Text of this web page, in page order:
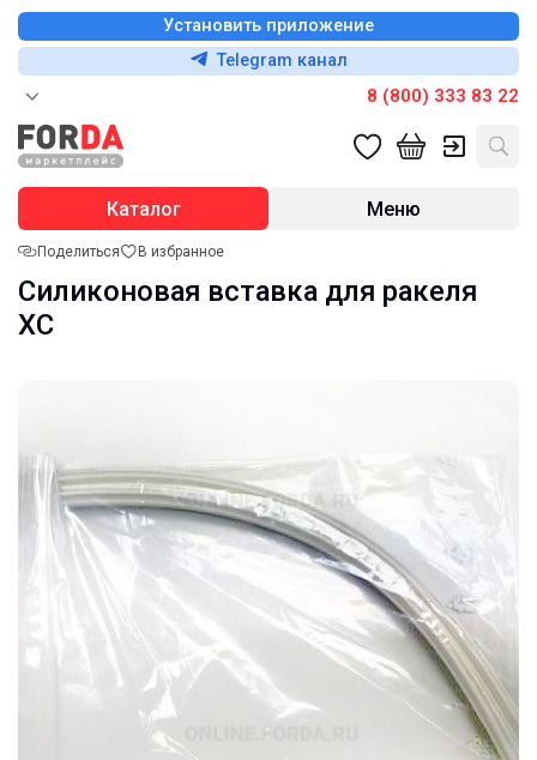
Установить приложение
Telegram канал
8 (800) 333 83 22
Каталог Меню
Поделиться В избранное
Силиконовая вставка для ракеля
ХС